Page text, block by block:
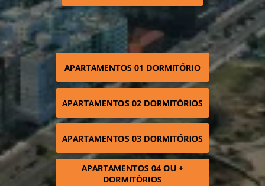
APARTAMENTOS 01 DORMITÓRIO
APARTAMENTOS 02 DORMITÓRIOS
APARTAMENTOS 03 DORMITÓRIOS
APARTAMENTOS 04 OU +
DORMITÓRIOS